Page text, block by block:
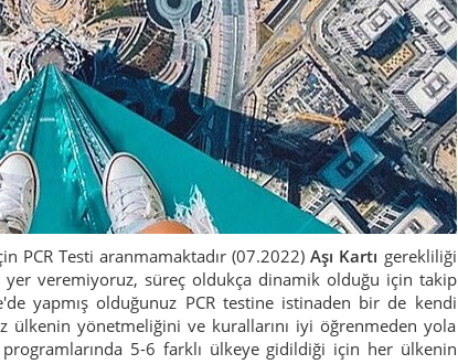
PCR Testi aranmamaktadır (07.2022)Aşı Kartı gerekliliği
veremiyoruz, süreç oldukça dinamik olduğu için takip
yapmış olduğunuz PCR testine istinaden bir de kendi
yönetmeliğini ve kurallarını iyi öğrenmeden yola
5-6 farklı ülkeye gidildiği için her ülkenin